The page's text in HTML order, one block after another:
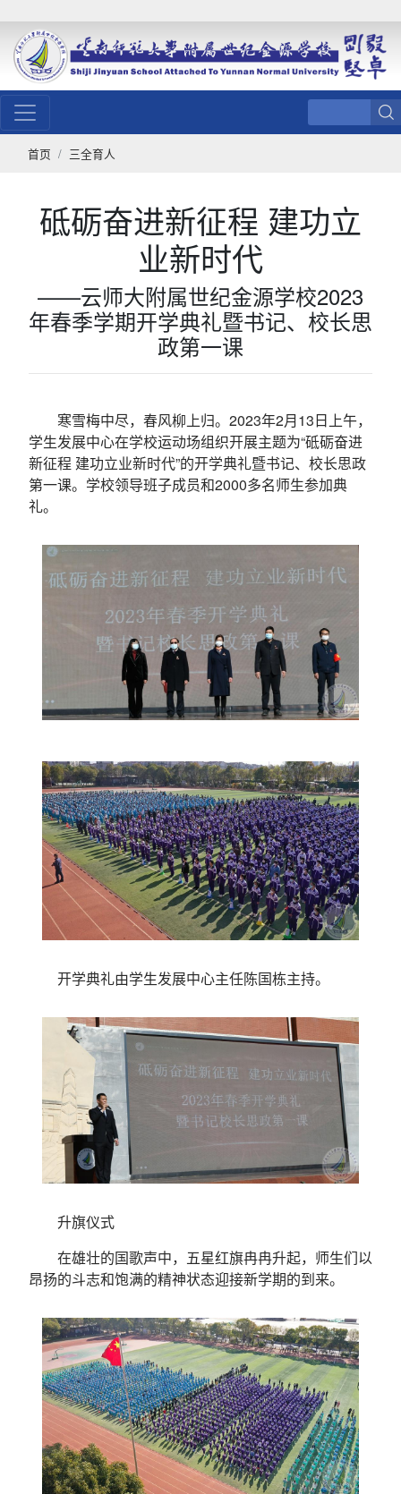
首页 三全育人
砥砺奋进新征程 建功立
业新时代
——云师大附属世纪金源学校2023
年春季学期开学典礼暨书记、校长思
政第一课
寒雪梅中尽，春风柳上归。2023年2月13日上午，
学生发展中心在学校运动场组织开展主题为“砥砺奋进
新征程 建功立业新时代”的开学典礼暨书记、校长思政
第一课。学校领导班子成员和2000多名师生参加典
礼。
开学典礼由学生发展中心主任陈国栋主持。
升旗仪式
在雄壮的国歌声中，五星红旗冉冉升起，师生们以
昂扬的斗志和饱满的精神状态迎接新学期的到来。